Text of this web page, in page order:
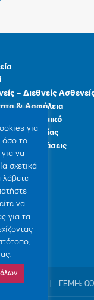
– Διεθνείς
& Ασφάλεια
Δυναμικό
Υγείας
Εγκαταστάσεις
Μ.Α.Ε ΓΕΜΗ:
για
όσο το
να
σχετικά
λάβετε
να
για τα